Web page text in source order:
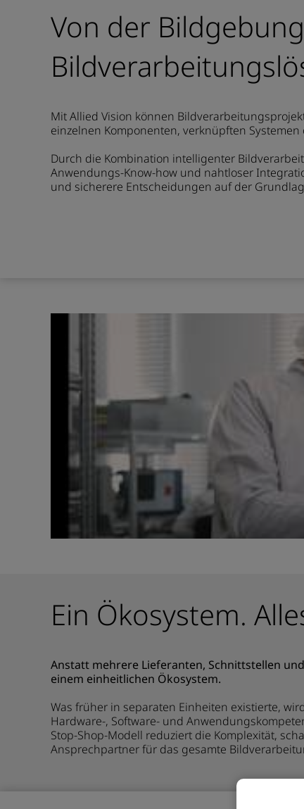
Von der
Mit Allied Vision können
einzelnen Komponenten, verknüpften
Durch die Kombination intelligenter
Anwendungs-Know-how und nahtloser
und sicherere Entscheidungen auf der
Ein Ökosystem.
Anstatt mehrere Lieferanten, Schnittstellen
einem einheitlichen Ökosystem.
Was früher in separaten Einheiten existierte,
Hardware-, Software- und
Stop-Shop-Modell reduziert die Komplexität,
Ansprechpartner für das gesamte